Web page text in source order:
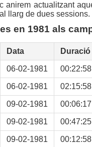
anirem actualitzant
llarg de dues sessions.
en 1981 als
Data Duració
06-02-1981 00:22:58
06-02-1981 02:15:58
09-02-1981 00:06:17
09-02-1981 00:47:25
09-02-1981 00:12:58